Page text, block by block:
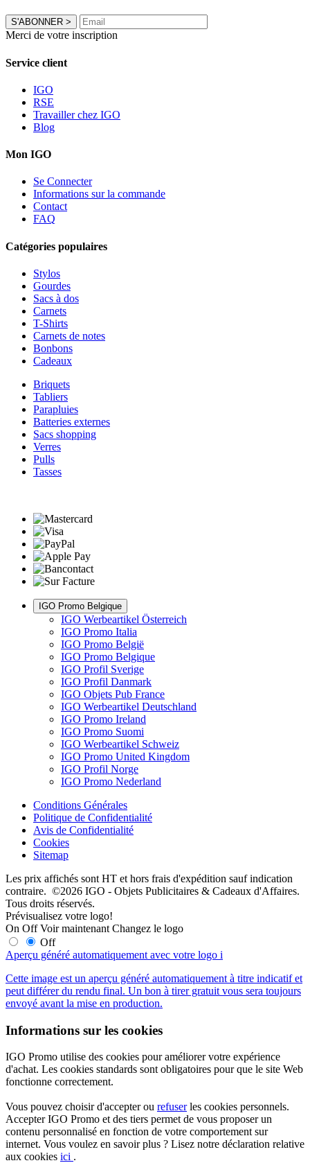
S'ABONNER >
Merci de votre inscription
Service client
IGO
RSE
Travailler chez IGO
Blog
Mon IGO
Se Connecter
Informations sur la commande
Contact
FAQ
Catégories populaires
Stylos
Gourdes
Sacs à dos
Carnets
T-Shirts
Carnets de notes
Bonbons
Cadeaux
Briquets
Tabliers
Parapluies
Batteries externes
Sacs shopping
Verres
Pulls
Tasses
IGO Promo Belgique
IGO Werbeartikel Österreich
IGO Promo Italia
IGO Promo België
IGO Promo Belgique
IGO Profil Sverige
IGO Profil Danmark
IGO Objets Pub France
IGO Werbeartikel Deutschland
IGO Promo Ireland
IGO Promo Suomi
IGO Werbeartikel Schweiz
IGO Promo United Kingdom
IGO Profil Norge
IGO Promo Nederland
Conditions Générales
Politique de Confidentialité
Avis de Confidentialité
Cookies
Sitemap
Les prix affichés sont HT et hors frais d'expédition sauf indication
contraire. ©2026 IGO - Objets Publicitaires & Cadeaux d'Affaires.
Tous droits réservés.
Prévisualisez votre logo!
On Off Voir maintenant Changez le logo
Off
Aperçu généré automatiquement avec votre logo i
Cette image est un aperçu généré automatiquement à titre indicatif et
peut différer du rendu final. Un bon à tirer gratuit vous sera toujours
envoyé avant la mise en production.
Informations sur les cookies
IGO Promo utilise des cookies pour améliorer votre expérience
d'achat. Les cookies standards sont obligatoires pour que le site Web
fonctionne correctement.
Vous pouvez choisir d'accepter ou refuserles cookies personnels.
Accepter IGO Promo et des tiers permet de vous proposer un
contenu personnalisé en fonction de votre comportement sur
internet. Vous voulez en savoir plus ? Lisez notre déclaration relative
aux cookies ici .